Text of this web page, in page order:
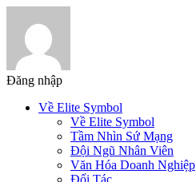
Đăng nhập
Về Elite Symbol
Về Elite Symbol
Tầm Nhìn Sứ Mạng
Đội Ngũ Nhân Viên
Văn Hóa Doanh Nghiệp
Đối Tác